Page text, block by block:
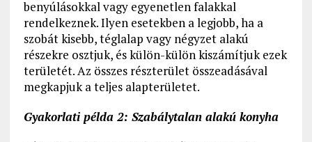
benyúlásokkal vagy egyenetlen falakkal
rendelkeznek. Ilyen esetekben a legjobb, ha a
szobát kisebb, téglalap vagy négyzet alakú
részekre osztjuk, és külön-külön kiszámítjuk ezek
területét. Az összes részterület összeadásával
megkapjuk a teljes alapterületet.
Gyakorlati példa 2: Szabálytalan alakú konyha